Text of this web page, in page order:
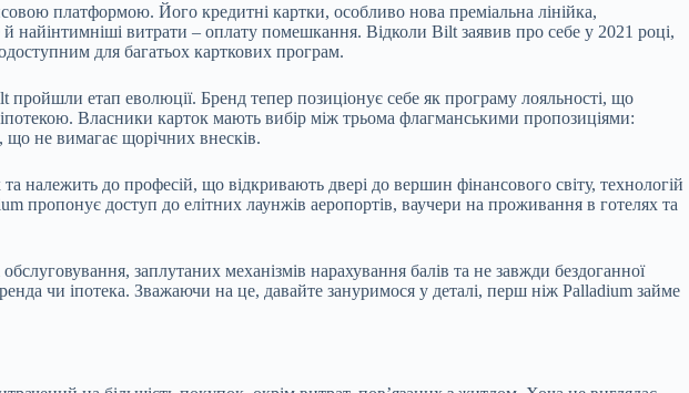
платформою. Його кредитні картки, особливо нова преміальна лінійка,
найінтимніші витрати – оплату помешкання. Відколи Bilt заявив про себе у 2021 році,
для багатьох карткових програм.
етап еволюції. Бренд тепер позиціонує себе як програму лояльності, що
Власники карток мають вибір між трьома флагманськими пропозиціями:
не вимагає щорічних внесків.
належить до професій, що відкривають двері до вершин фінансового світу, технологій
пропонує доступ до елітних лаунжів аеропортів, ваучери на проживання в готелях та
заплутаних механізмів нарахування балів та не завжди бездоганної
чи іпотека. Зважаючи на це, давайте зануримося у деталі, перш ніж Palladium займе